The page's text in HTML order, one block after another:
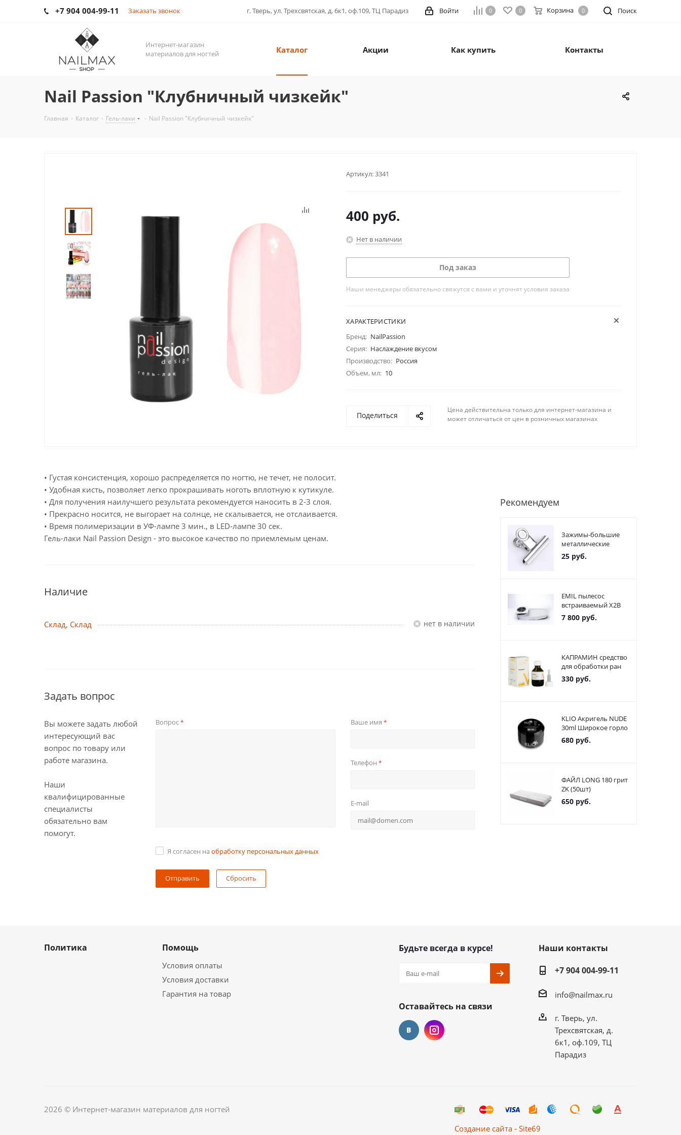
+7 904 004-99-11 Заказать звонок г. Тверь, ул. Трехсвятская, д. 6к1, оф.109, ТЦ Парадиз Поиск
0 0 Корзина 0
Войти
Интернет-магазин
материалов для ногтей
Каталог Акции Как купить Контакты
Nail Passion "Клубничный чизкейк"
Главная - Каталог - Гель-лаки - Nail Passion "Клубничный чизкейк"
Артикул:3341
400 руб.
Нет в наличии
Под заказ
Наши менеджеры обязательно свяжутся с вами и уточнят условия заказа
ХАРАКТЕРИСТИКИ
Бренд: NailPassion
Серия: Наслаждение вкусом
Производство: Россия
Объем, мл: 10
Поделиться
Цена действительна только для интернет-магазина и
может отличаться от цен в розничных магазинах
• Густая консистенция, хорошо распределяется по ногтю, не течет, не полосит.
• Удобная кисть, позволяет легко прокрашивать ноготь вплотную к кутикуле.
• Для получения наилучшего результата рекомендуется наносить в 2-3 слоя.
• Прекрасно носится, не выгорает на солнце, не скалывается, не отслаивается.
• Время полимеризации в УФ-лампе 3 мин., в LED-лампе 30 сек.
Гель-лаки Nail Passion Design - это высокое качество по приемлемым ценам.
Наличие
Склад, Склад Нет в наличии
Задать вопрос
Вы можете задать любой
интересующий вас
вопрос по товару или
работе магазина.
Наши
квалифицированные
специалисты
обязательно вам
помогут.
Вопрос* Ваше имя *
Телефон *
E-mail
Я согласен на обработку персональных данных
Сбросить
Рекомендуем
Зажимы-большие
металлические
25 руб.
EMIL пылесос
встраиваемый X2В
7 800 руб.
КАПРАМИН средство
для обработки ран
330 руб.
KLIO Акригель NUDE
30ml Широкое горло
680 руб.
ФАЙЛ LONG 180 грит
ZK (50шт)
650 руб.
Политика Помощь
Условия оплаты
Условия доставки
Гарантия на товар
Будьте всегда в курсе!
Оставайтесь на связи
Наши контакты
+7 904 004-99-11
info@nailmax.ru
г. Тверь, ул.
Трехсвятская, д.
6к1, оф.109, ТЦ
Парадиз
2026 © Интернет-магазин материалов для ногтей
Создание сайта - Site69